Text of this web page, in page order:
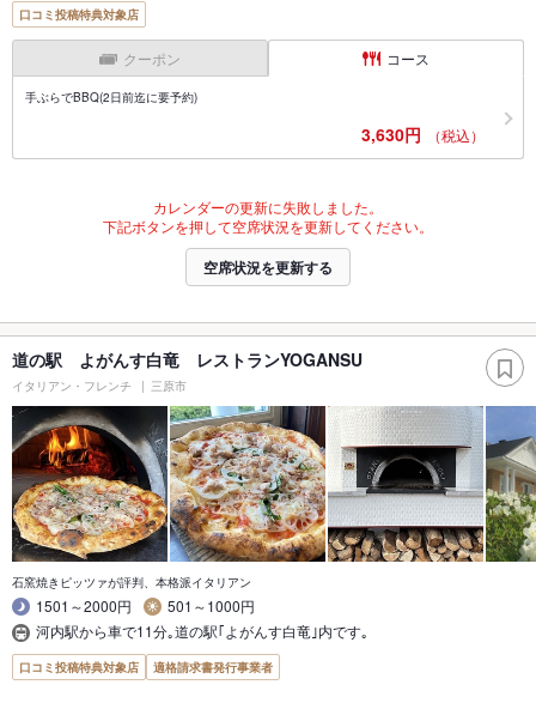
口コミ投稿特典対象店
クーポン コース
手ぶらでBBQ(2日前迄に要予約)
3,630円 （税込）
カレンダーの更新に失敗しました。
下記ボタンを押して空席状況を更新してください。
空席状況を更新する
道の駅 よがんす白竜 レストランYOGANSU
イタリアン・フレンチ 三原市
石窯焼きピッツァが評判、本格派イタリアン
1501～2000円
501～1000円
河内駅から車で11分｡道の駅｢よがんす白竜｣内です｡
口コミ投稿特典対象店 適格請求書発行事業者